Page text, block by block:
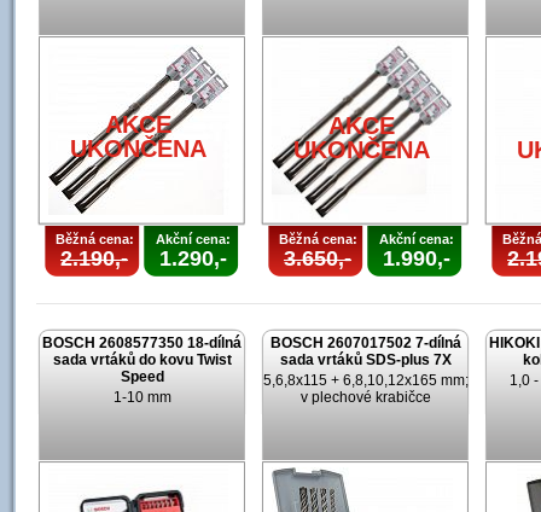
AKCE
UKONČENA
Běžná cena:
2.190,-
Akční cena:
1.290,-
AKCE
UKONČENA
Běžná cena:
3.650,-
Akční cena:
1.990,-
BOSCH 2608577350 18-dílná
sada vrtáků do kovu Twist
Speed
1-10 mm
BOSCH 2607017502 7-dílná
sada vrtáků SDS-plus 7X
5,6,8x115 + 6,8,10,12x165 mm;
v plechové krabičce
1,0